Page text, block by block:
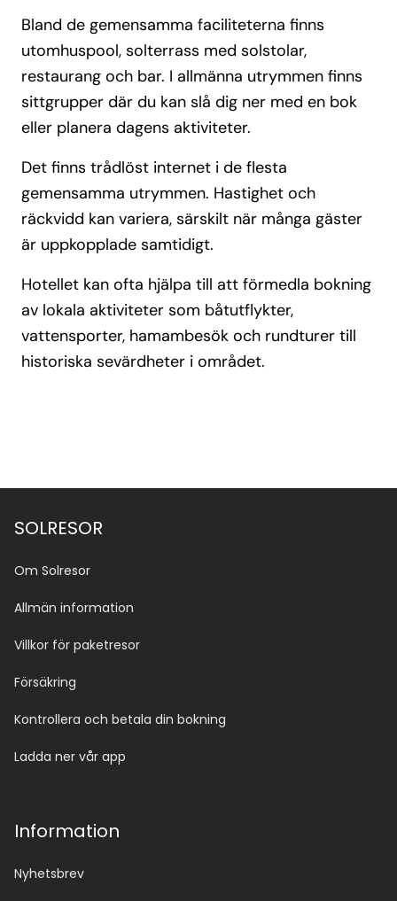
Bland de gemensamma faciliteterna finns
utomhuspool, solterrass med solstolar,
restaurang och bar. I allmänna utrymmen finns
sittgrupper där du kan slå dig ner med en bok
eller planera dagens aktiviteter.
Det finns trådlöst internet i de flesta
gemensamma utrymmen. Hastighet och
räckvidd kan variera, särskilt när många gäster
är uppkopplade samtidigt.
Hotellet kan ofta hjälpa till att förmedla bokning
av lokala aktiviteter som båtutflykter,
vattensporter, hamambesök och rundturer till
historiska sevärdheter i området.
SOLRESOR
Om Solresor
Allmän information
Villkor för paketresor
Försäkring
Kontrollera och betala din bokning
Ladda ner vår app
Information
Nyhetsbrev